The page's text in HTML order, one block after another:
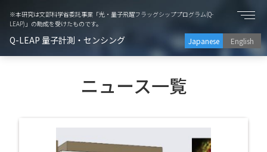
※本研究は文部科学省委託事業「光・量子飛躍フラッグシッププログラム(Q-
LEAP)」の助成を受けたものです。
Q-LEAP 量子計測・センシング Japanese English
ニュース一覧